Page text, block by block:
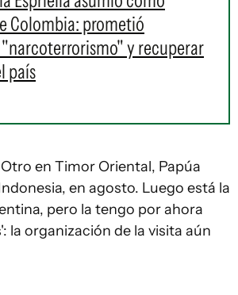
Colombia: prometió
y recuperar
país
en Timor Oriental, Papúa
en agosto. Luego está la
pero la tengo por ahora
la organización de la visita aún